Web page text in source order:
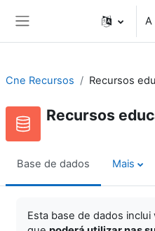
Cne Recursos Recursos
Recursos
Base de dados Mais
Esta base de dados